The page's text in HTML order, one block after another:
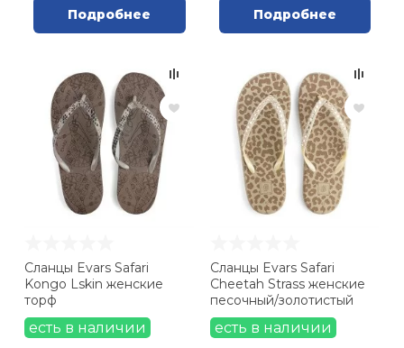
Подробнее Подробнее
Сланцы Evars Safari
Kongo Lskin женские
торф
есть в наличии
Сланцы Evars Safari
Cheetah Strass женские
песочный/золотистый
есть в наличии